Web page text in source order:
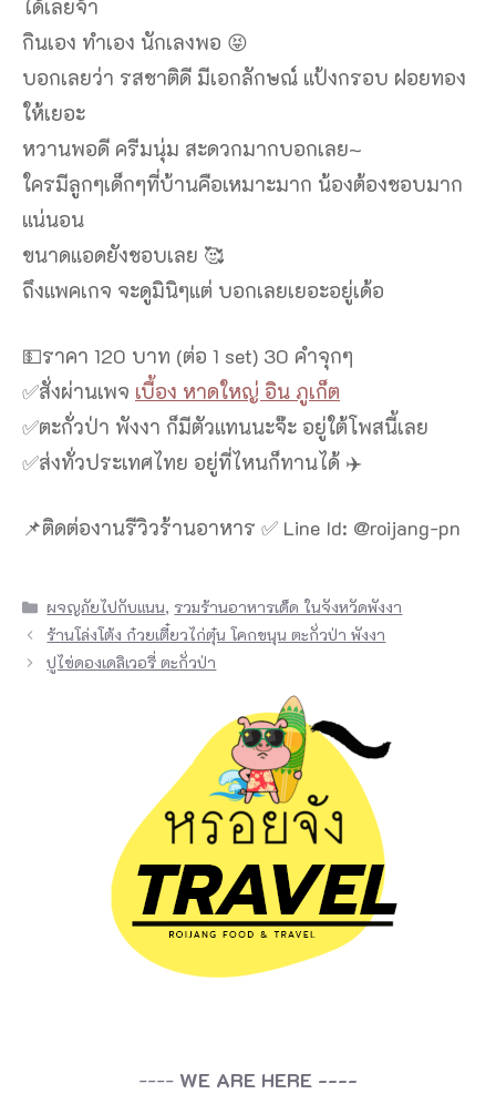
ได้เลยจ้า
กินเอง ทำเอง นักเลงพอ 😝
บอกเลยว่า รสชาติดี มีเอกลักษณ์ แป้งกรอบ ฝอยทอง
ให้เยอะ
หวานพอดี ครีมนุ่ม สะดวกมากบอกเลย~
ใครมีลูกๆเด็กๆที่บ้านคือเหมาะมาก น้องต้องชอบมาก
แน่นอน
ขนาดแอดยังชอบเลย 🥰
ถึงแพคเกจ จะดูมินิๆแต่ บอกเลยเยอะอยู่เด้อ
💵ราคา 120 บาท (ต่อ 1 set) 30 คำจุกๆ
✅สั่งผ่านเพจ เบื้อง หาดใหญ่ อิน ภูเก็ต
✅ตะกั่วป่า พังงา ก็มีตัวแทนนะจ๊ะ อยู่ใต้โพสนี้เลย
✅ส่งทั่วประเทศไทย อยู่ที่ไหนก็ทานได้ ✈️
📌ติดต่องานรีวิวร้านอาหาร ✅ Line Id: @roijang-pn
Categories
ผจญภัยไปกับแนน, รวมร้านอาหารเด็ด ในจังหวัดพังงา
ร้านโล่งโต้ง ก๋วยเตี๋ยวไก่ตุ๋น โคกขนุน ตะกั่วป่า พังงา
ปูไข่ดองเดลิเวอรี่ ตะกั่วป่า
---- WE ARE HERE ----